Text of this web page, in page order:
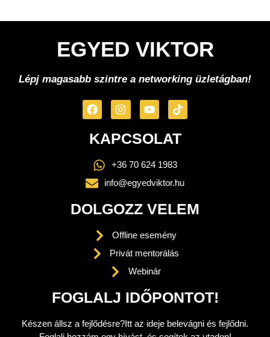
EGYED VIKTOR
Lépj magasabb szintre a networking üzletágban!
KAPCSOLAT
+36 70 624 1983
info@egyedviktor.hu
DOLGOZZ VELEM
Offline esemény
Privát mentorálás
Webinár
FOGLALJ IDŐPONTOT!
Készen állsz a fejlődésre?Itt az ideje belevágni és fejlődni.